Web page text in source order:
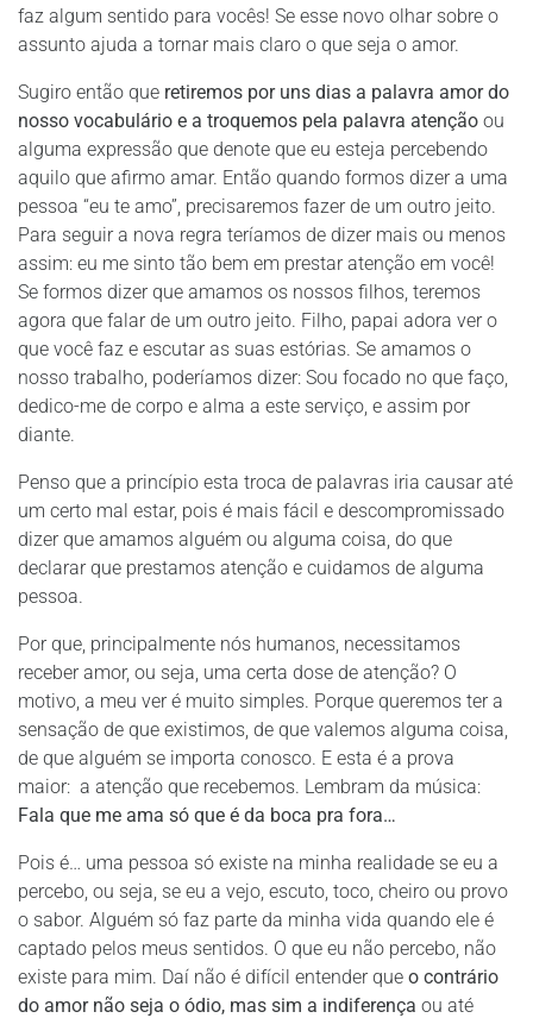
faz algum sentido para vocês! Se esse novo olhar sobre o
assunto ajuda a tornar mais claro o que seja o amor.
Sugiro então que retiremos por uns dias a palavra amor do
nosso vocabulário e a troquemos pela palavra atenção ou
alguma expressão que denote que eu esteja percebendo
aquilo que afirmo amar. Então quando formos dizer a uma
pessoa “eu te amo”, precisaremos fazer de um outro jeito.
Para seguir a nova regra teríamos de dizer mais ou menos
assim: eu me sinto tão bem em prestar atenção em você!
Se formos dizer que amamos os nossos filhos, teremos
agora que falar de um outro jeito. Filho, papai adora ver o
que você faz e escutar as suas estórias. Se amamos o
nosso trabalho, poderíamos dizer: Sou focado no que faço,
dedico-me de corpo e alma a este serviço, e assim por
diante.
Penso que a princípio esta troca de palavras iria causar até
um certo mal estar, pois é mais fácil e descompromissado
dizer que amamos alguém ou alguma coisa, do que
declarar que prestamos atenção e cuidamos de alguma
pessoa.
Por que, principalmente nós humanos, necessitamos
receber amor, ou seja, uma certa dose de atenção? O
motivo, a meu ver é muito simples. Porque queremos ter a
sensação de que existimos, de que valemos alguma coisa,
de que alguém se importa conosco. E esta é a prova
maior: a atenção que recebemos. Lembram da música:
Fala que me ama só que é da boca pra fora…
Pois é… uma pessoa só existe na minha realidade se eu a
percebo, ou seja, se eu a vejo, escuto, toco, cheiro ou provo
o sabor. Alguém só faz parte da minha vida quando ele é
captado pelos meus sentidos. O que eu não percebo, não
existe para mim. Daí não é difícil entender que o contrário
do amor não seja o ódio, mas sim a indiferença ou até